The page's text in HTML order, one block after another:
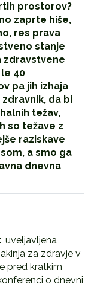
prostorov?
zaprte hiše,
res prava
stanje
zdravstvene
40
pa jih izhaja
da bi
težav,
so težave z
raziskave
a smo ga
dnevna
, uveljavljena
za zdravje v
pred kratkim
o dnevni